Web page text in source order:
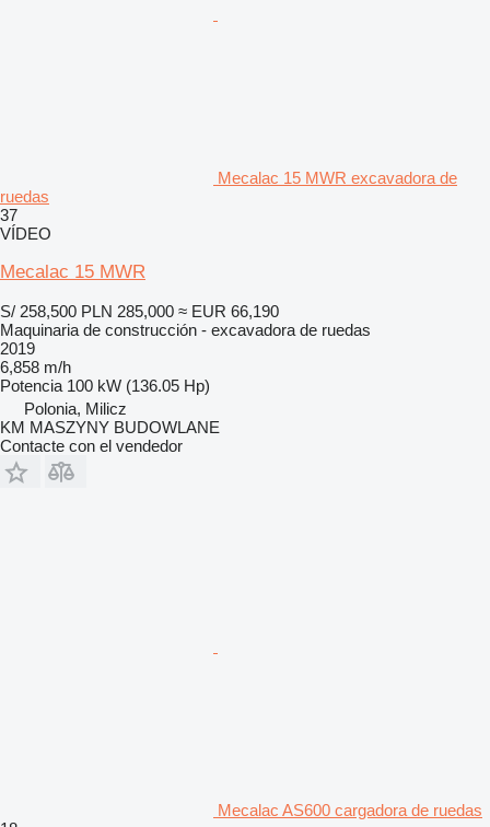
Mecalac 15 MWR excavadora de
ruedas
37
VÍDEO
Mecalac 15 MWR
S/ 258,500 PLN 285,000 ≈ EUR 66,190
Maquinaria de construcción - excavadora de ruedas
2019
6,858 m/h
Potencia 100 kW (136.05 Hp)
Polonia, Milicz
KM MASZYNY BUDOWLANE
Contacte con el vendedor
Mecalac AS600 cargadora de ruedas